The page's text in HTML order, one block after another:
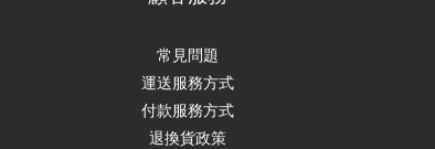
常見問題
運送服務方式
付款服務方式
退換貨政策